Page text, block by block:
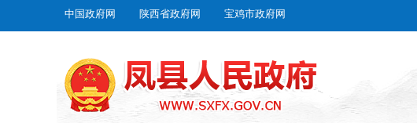
中国政府网 陕西省政府网 宝鸡市政府网